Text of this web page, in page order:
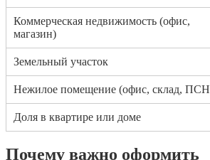
Коммерческая недвижимость (офис,
магазин)
Земельный участок
Нежилое помещение (офис, склад,
Доля в квартире или доме
Почему важно оформить